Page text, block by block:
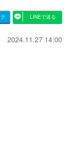
LINEで送る
2024.11.27 14:00